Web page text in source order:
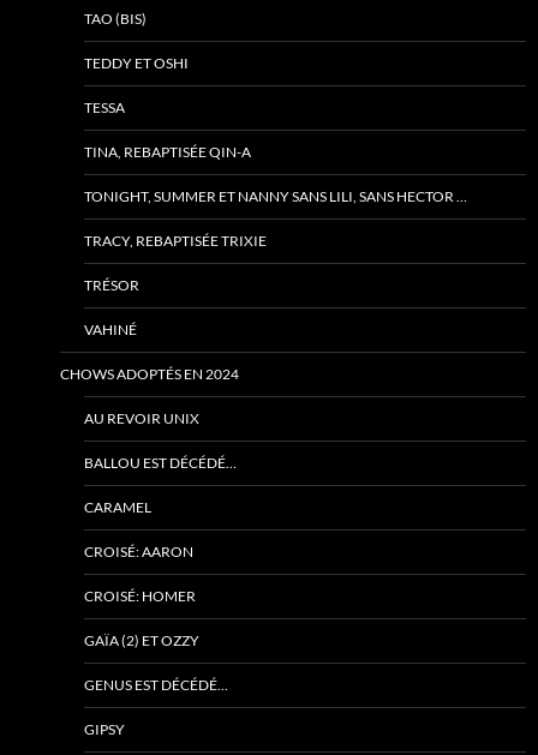
TAO (BIS)
TEDDY ET OSHI
TESSA
TINA, REBAPTISÉE QIN-A
TONIGHT, SUMMER ET NANNY SANS LILI, SANS HECTOR …
TRACY, REBAPTISÉE TRIXIE
TRÉSOR
VAHINÉ
CHOWS ADOPTÉS EN 2024
AU REVOIR UNIX
BALLOU EST DÉCÉDÉ…
CARAMEL
CROISÉ: AARON
CROISÉ: HOMER
GAÏA (2) ET OZZY
GENUS EST DÉCÉDÉ…
GIPSY